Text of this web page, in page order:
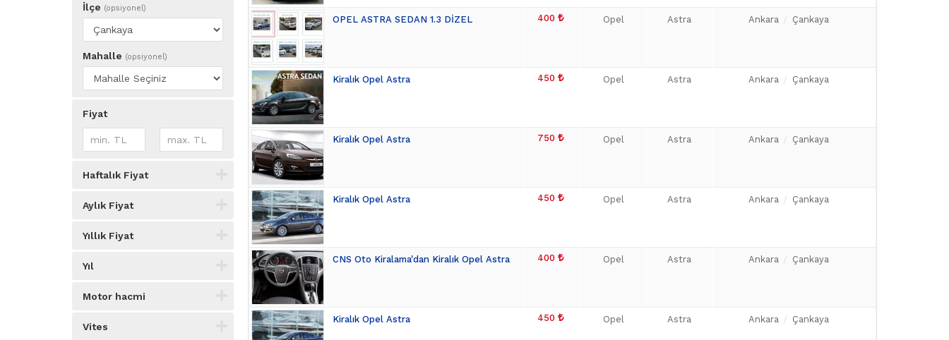
İlçe (opsiyonel)
Mahalle (opsiyonel)
Fiyat
Haftalık Fiyat
Aylık Fiyat
Yıllık Fiyat
Yıl
Motor hacmi
Vites
OPEL ASTRA SEDAN 1.3 DİZEL 400 Opel Astra Ankara Çankaya
Kiralık Opel Astra 450 Opel Astra Ankara Çankaya
Kiralık Opel Astra 750 Opel Astra Ankara Çankaya
Kiralık Opel Astra 450 Opel Astra Ankara Çankaya
CNS Oto Kiralama'dan Kiralık Opel Astra 400 Opel Astra Ankara Çankaya
Kiralık Opel Astra 450 Opel Astra Ankara Çankaya